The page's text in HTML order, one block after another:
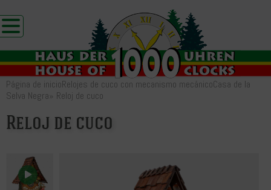
Página de inicioRelojes de cuco con mecanismo mecánicoCasa de la
Selva Negra» Reloj de cuco
Reloj de cuco